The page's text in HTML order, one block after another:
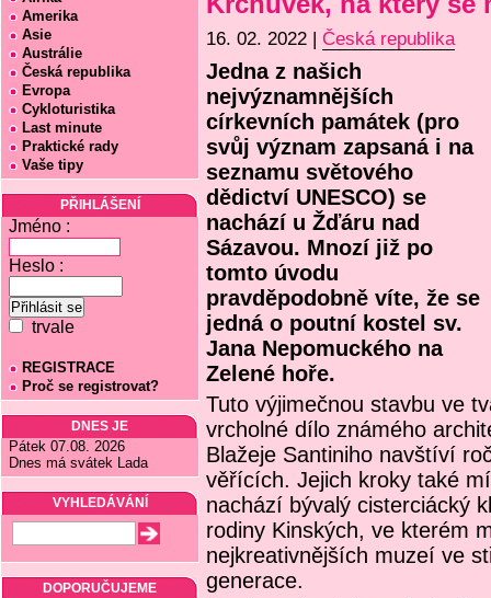
Amerika
Asie
Austrálie
Česká republika
Evropa
Cykloturistika
Last minute
Praktické rady
Vaše tipy
PŘIHLÁŠENÍ
Jméno :
Heslo :
trvale
REGISTRACE
Proč se registrovat?
DNES JE
Pátek 07.08. 2026
Dnes má svátek Lada
VYHLEDÁVÁNÍ
DOPORUČUJEME
16. 02. 2022 | Česká republika
Jedna z našich
nejvýznamnějších
církevních památek (pro
svůj význam zapsaná i na
seznamu světového
dědictví UNESCO) se
nachází u Žďáru nad
Sázavou. Mnozí již po
tomto úvodu
pravděpodobně víte, že se
jedná o poutní kostel sv.
Jana Nepomuckého na
Zelené hoře.
Tuto výjimečnou stavbu ve
vrcholné dílo známého
Blažeje Santiniho navštíví
věřících. Jejich kroky také
nachází bývalý cisterciácký
rodiny Kinských, ve kterém
nejkreativnějších muzeí ve
generace.